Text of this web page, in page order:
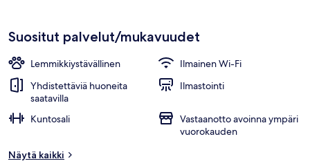
Suositut palvelut/mukavuudet
Lemmikkiystävällinen
Ilmainen Wi-Fi
Yhdistettäviä huoneita
saatavilla
Ilmastointi
Kuntosali
Vastaanotto avoinna ympäri
vuorokauden
Näytä kaikki